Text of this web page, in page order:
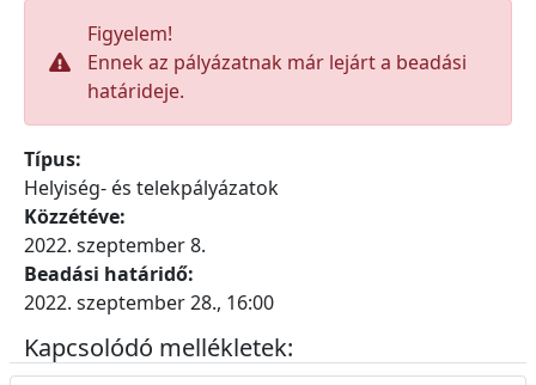
Figyelem!
Ennek az pályázatnak már lejárt a beadási
határideje.
Típus:
Helyiség- és telekpályázatok
Közzétéve:
2022. szeptember 8.
Beadási határidő:
2022. szeptember 28., 16:00
Kapcsolódó mellékletek: